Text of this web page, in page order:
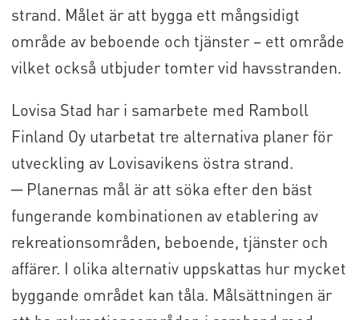
strand. Målet är att bygga ett mångsidigt
område av beboende och tjänster – ett område
vilket också utbjuder tomter vid havsstranden.
Lovisa Stad har i samarbete med Ramboll
Finland Oy utarbetat tre alternativa planer för
utveckling av Lovisavikens östra strand.
─ Planernas mål är att söka efter den bäst
fungerande kombinationen av etablering av
rekreationsområden, beboende, tjänster och
affärer. I olika alternativ uppskattas hur mycket
byggande området kan tåla. Målsättningen är